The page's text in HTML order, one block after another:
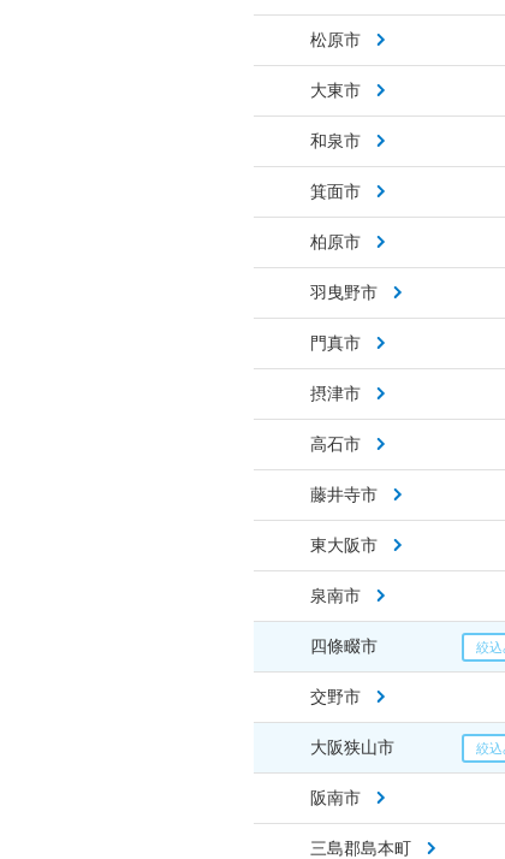
松原市
大東市
和泉市
箕面市
柏原市
羽曳野市
門真市
摂津市
高石市
藤井寺市
東大阪市
泉南市
四條畷市
交野市
大阪狭山市
阪南市
三島郡島本町